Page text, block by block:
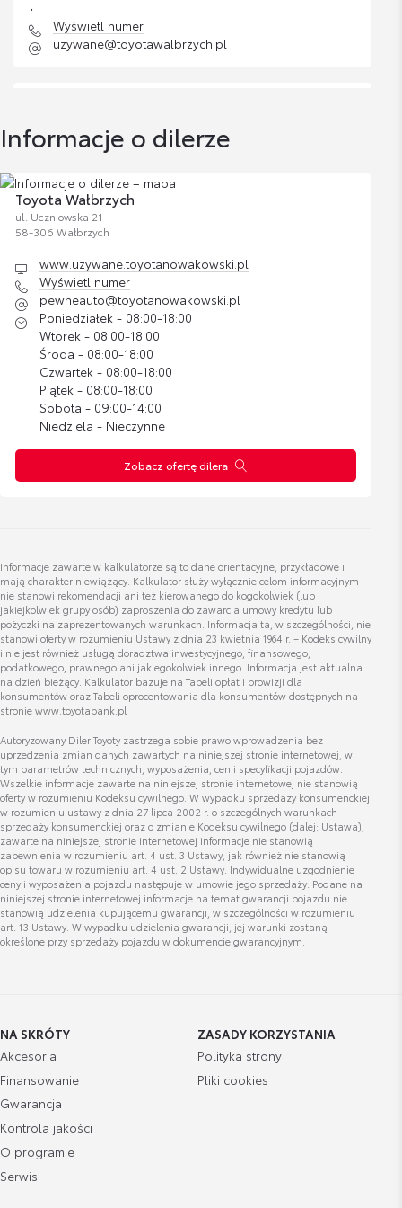
Listwy boczne
Zestaw kosmetyków samochodowych
Cena brutto
200,37 zł
Wyświetl numer
uzywane@toyotawalbrzych.pl
Mateusz Sztylka
Wyświetl numer
Paulina Rosińska
Doradca ds. sprzedaży samochodów używanych
Wyświetl numer
prosinska@toyotanowakowski.pl
BDC WCH
Wyświetl numer
bdchandlowy@toyotanowakowski.pl
CAR SPA
PRZYGOTOWANIE SAMOCHODÓW
Wyświetl numer
carspa@toyotawalbrzych.pl
Wyświetl numer
mgrzesiak@toyotanowakowski.pl
Informacje o dilerze
Toyota Wałbrzych
ul. Uczniowska 21
58-306 Wałbrzych
www.uzywane.toyotanowakowski.pl
Wyświetl numer
pewneauto@toyotanowakowski.pl
Poniedziałek - 08:00-18:00
Wtorek - 08:00-18:00
Środa - 08:00-18:00
Czwartek - 08:00-18:00
Piątek - 08:00-18:00
Sobota - 09:00-14:00
Niedziela - Nieczynne
Zobacz ofertę dilera
Informacje zawarte w kalkulatorze są to dane orientacyjne, przykładowe i
mają charakter niewiążący. Kalkulator służy wyłącznie celom informacyjnym i
nie stanowi rekomendacji ani też kierowanego do kogokolwiek (lub
jakiejkolwiek grupy osób) zaproszenia do zawarcia umowy kredytu lub
pożyczki na zaprezentowanych warunkach. Informacja ta, w szczególności, nie
stanowi oferty w rozumieniu Ustawy z dnia 23 kwietnia 1964 r. – Kodeks cywilny
i nie jest również usługą doradztwa inwestycyjnego, finansowego,
podatkowego, prawnego ani jakiegokolwiek innego. Informacja jest aktualna
na dzień bieżący. Kalkulator bazuje na Tabeli opłat i prowizji dla
konsumentów oraz Tabeli oprocentowania dla konsumentów dostępnych na
stronie www.toyotabank.pl
Autoryzowany Diler Toyoty zastrzega sobie prawo wprowadzenia bez
uprzedzenia zmian danych zawartych na niniejszej stronie internetowej, w
tym parametrów technicznych, wyposażenia, cen i specyfikacji pojazdów.
Wszelkie informacje zawarte na niniejszej stronie internetowej nie stanowią
oferty w rozumieniu Kodeksu cywilnego. W wypadku sprzedaży konsumenckiej
w rozumieniu ustawy z dnia 27 lipca 2002 r. o szczególnych warunkach
sprzedaży konsumenckiej oraz o zmianie Kodeksu cywilnego (dalej: Ustawa),
zawarte na niniejszej stronie internetowej informacje nie stanowią
zapewnienia w rozumieniu art. 4 ust. 3 Ustawy, jak również nie stanowią
opisu towaru w rozumieniu art. 4 ust. 2 Ustawy. Indywidualne uzgodnienie
ceny i wyposażenia pojazdu następuje w umowie jego sprzedaży. Podane na
niniejszej stronie internetowej informacje na temat gwarancji pojazdu nie
stanowią udzielenia kupującemu gwarancji, w szczególności w rozumieniu
art. 13 Ustawy. W wypadku udzielenia gwarancji, jej warunki zostaną
określone przy sprzedaży pojazdu w dokumencie gwarancyjnym.
NA SKRÓTY
Akcesoria
Finansowanie
Gwarancja
Kontrola jakości
O programie
Serwis
ZASADY KORZYSTANIA
Polityka strony
Pliki cookies